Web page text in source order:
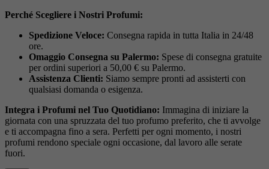
Perché Scegliere i Nostri Profumi:
Spedizione Veloce: Consegna rapida in tutta Italia in 24/48
ore.
Omaggio Consegna su Palermo: Spese di consegna gratuite
per ordini superiori a 50,00 € su Palermo.
Assistenza Clienti: Siamo sempre pronti ad assisterti con
qualsiasi domanda o esigenza.
Integra i Profumi nel Tuo Quotidiano: Immagina di iniziare la
giornata con una spruzzata del tuo profumo preferito, che ti avvolge
e ti accompagna fino a sera. Perfetti per ogni momento, i nostri
profumi rendono speciale ogni occasione, dal lavoro alle serate
fuori.